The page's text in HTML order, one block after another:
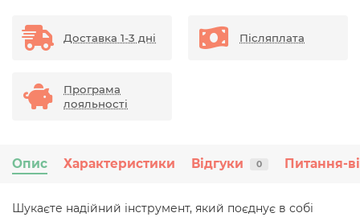
Доставка 1-3 дні Післяплата
Програма
лояльності
Опис Характеристики Відгуки 0 Питання-
Шукаєте надійний інструмент, який поєднує в собі